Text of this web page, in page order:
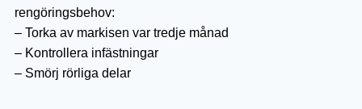
rengöringsbehov:
– Torka av markisen var tredje månad
– Kontrollera infästningar
– Smörj rörliga delar